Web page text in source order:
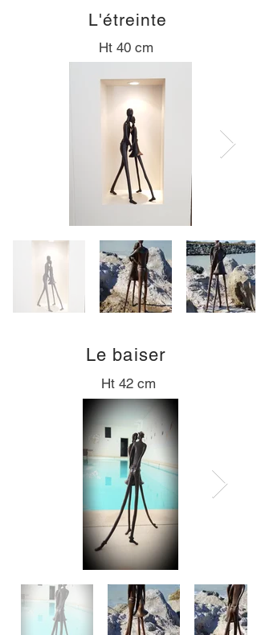
L'étreinte
Ht 40 cm
Le baiser
Ht 42 cm